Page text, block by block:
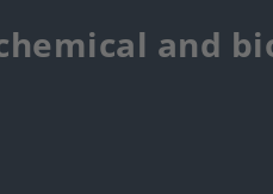
and